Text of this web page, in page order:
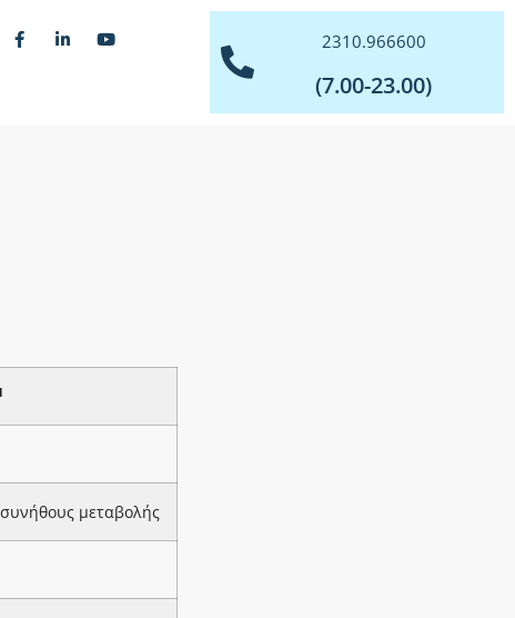
2310.966600
(7.00-23.00)
μεταβολής